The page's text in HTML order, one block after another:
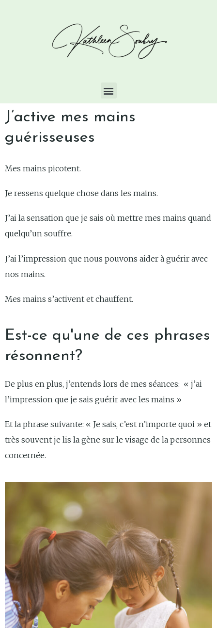
J’active mes mains
guérisseuses
Mes mains picotent.
Je ressens quelque chose dans les mains.
J’ai la sensation que je sais où mettre mes mains quand
quelqu’un souffre.
J’ai l’impression que nous pouvons aider à guérir avec
nos mains.
Mes mains s’activent et chauffent.
Est-ce qu'une de ces phrases
résonnent?
De plus en plus, j’entends lors de mes séances: « j’ai
l’impression que je sais guérir avec les mains »
Et la phrase suivante: « Je sais, c’est n’importe quoi » et
très souvent je lis la gène sur le visage de la personnes
concernée.